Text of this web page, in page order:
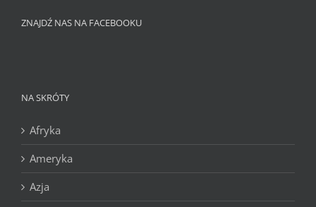
ZNAJDŹ NAS NA FACEBOOKU
NA SKRÓTY
Afryka
Ameryka
Azja